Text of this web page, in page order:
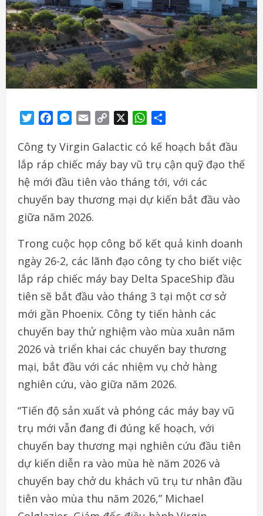
TwitterFacebookMessenger
Email
Copy
WhatsApp
Công ty Virgin Galactic có kế hoạch bắt đầu
lắp ráp chiếc máy bay vũ trụ cận quỹ đạo thế
hệ mới đầu tiên vào tháng tới, với các
chuyến bay thương mại dự kiến bắt đầu vào
giữa năm 2026.
Trong cuộc họp công bố kết quả kinh doanh
ngày 26-2, các lãnh đạo công ty cho biết việc
lắp ráp chiếc máy bay Delta SpaceShip đầu
tiên sẽ bắt đầu vào tháng 3 tại một cơ sở
mới gần Phoenix. Công ty tiến hành các
chuyến bay thử nghiệm vào mùa xuân năm
2026 và triển khai các chuyến bay thương
mại, bắt đầu với các nhiệm vụ chở hàng
nghiên cứu, vào giữa năm 2026.
“Tiến độ sản xuất và phóng các máy bay vũ
trụ mới vẫn đang đi đúng kế hoạch, với
chuyến bay thương mại nghiên cứu đầu tiên
dự kiến diễn ra vào mùa hè năm 2026 và
chuyến bay chở du khách vũ trụ tư nhân đầu
tiên vào mùa thu năm 2026,” Michael